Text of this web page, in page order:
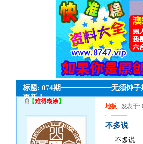
标题: 074期━━━━━━━无须钟
更新！
【难得糊涂】
地板 发表于:
不多说
不多说